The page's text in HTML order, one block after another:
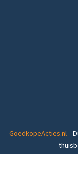
GoedkopeActies.nl-